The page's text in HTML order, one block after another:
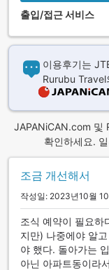
출입/접근 서비스
이용후기는
Rurubu Travel
JAPANiCAN.com 및
확인하세요.
조금 개선해서
작성일: 2023년10월
조식 예약이 필요하
지만) 나중에야 알
야 했다. 돌아가는
아닌 아파트동이라